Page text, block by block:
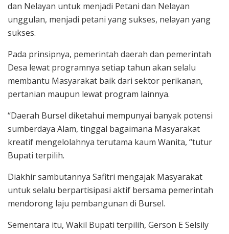
dan Nelayan untuk menjadi Petani dan Nelayan
unggulan, menjadi petani yang sukses, nelayan yang
sukses.
Pada prinsipnya, pemerintah daerah dan pemerintah
Desa lewat programnya setiap tahun akan selalu
membantu Masyarakat baik dari sektor perikanan,
pertanian maupun lewat program lainnya.
“Daerah Bursel diketahui mempunyai banyak potensi
sumberdaya Alam, tinggal bagaimana Masyarakat
kreatif mengelolahnya terutama kaum Wanita, “tutur
Bupati terpilih.
Diakhir sambutannya Safitri mengajak Masyarakat
untuk selalu berpartisipasi aktif bersama pemerintah
mendorong laju pembangunan di Bursel.
Sementara itu, Wakil Bupati terpilih, Gerson E Selsily